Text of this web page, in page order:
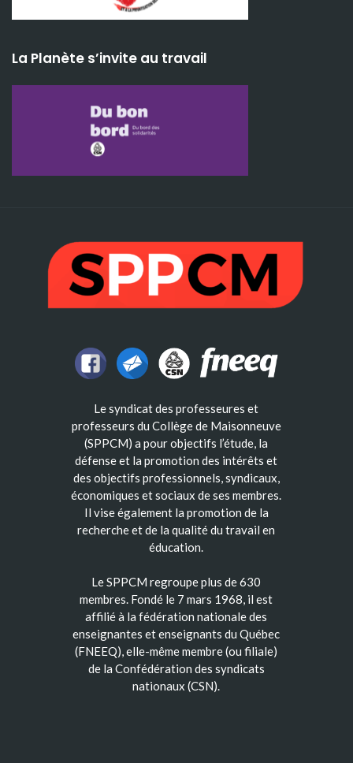
La Planète s’invite au travail
Le syndicat des professeures et
professeurs du Collège de Maisonneuve
(SPPCM) a pour objectifs l’étude, la
défense et la promotion des intérêts et
des objectifs professionnels, syndicaux,
économiques et sociaux de ses membres.
Il vise également la promotion de la
recherche et de la qualité du travail en
éducation.
Le SPPCM regroupe plus de 630
membres. Fondé le 7 mars 1968, il est
affilié à la fédération nationale des
enseignantes et enseignants du Québec
(FNEEQ), elle-même membre (ou filiale)
de la Confédération des syndicats
nationaux (CSN).